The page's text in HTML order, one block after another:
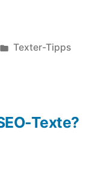
Veröffentlicht
Texter-Tipps
Texte?